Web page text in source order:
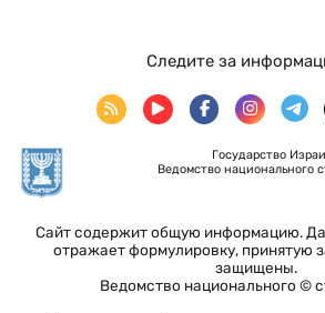
Государство
Ведомство национального
Сайт содержит общую информацию.
отражает формулировку, принятую
защищены.
Ведомство национального ©
Следите за